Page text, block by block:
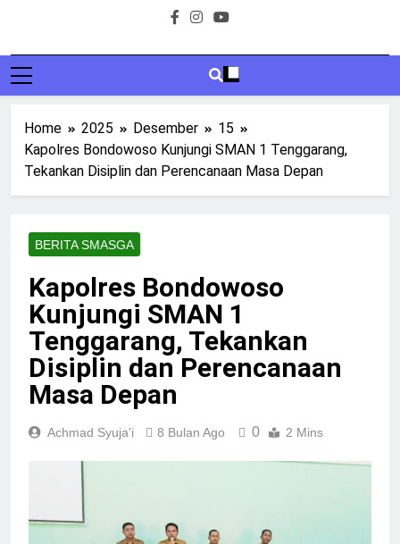
Home 2025 Desember
15
Kapolres Bondowoso Kunjungi SMAN 1 Tenggarang,
Tekankan Disiplin dan Perencanaan Masa Depan
BERITA SMASGA
Kapolres Bondowoso
Kunjungi SMAN 1
Tenggarang, Tekankan
Disiplin dan Perencanaan
Masa Depan
Achmad Syuja'i 8 Bulan Ago 0 2 Mins